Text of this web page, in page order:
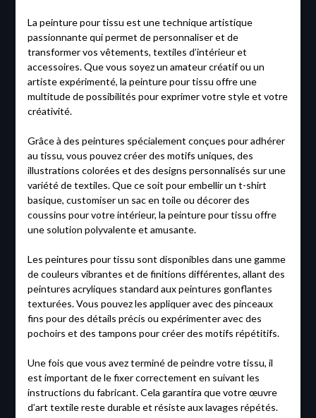
La peinture pour tissu est une technique artistique
passionnante qui permet de personnaliser et de
transformer vos vêtements, textiles d’intérieur et
accessoires. Que vous soyez un amateur créatif ou un
artiste expérimenté, la peinture pour tissu offre une
multitude de possibilités pour exprimer votre style et votre
créativité.
Grâce à des peintures spécialement conçues pour adhérer
au tissu, vous pouvez créer des motifs uniques, des
illustrations colorées et des designs personnalisés sur une
variété de textiles. Que ce soit pour embellir un t-shirt
basique, customiser un sac en toile ou décorer des
coussins pour votre intérieur, la peinture pour tissu offre
une solution polyvalente et amusante.
Les peintures pour tissu sont disponibles dans une gamme
de couleurs vibrantes et de finitions différentes, allant des
peintures acryliques standard aux peintures gonflantes
texturées. Vous pouvez les appliquer avec des pinceaux
fins pour des détails précis ou expérimenter avec des
pochoirs et des tampons pour créer des motifs répétitifs.
Une fois que vous avez terminé de peindre votre tissu, il
est important de le fixer correctement en suivant les
instructions du fabricant. Cela garantira que votre œuvre
d’art textile reste durable et résiste aux lavages répétés.